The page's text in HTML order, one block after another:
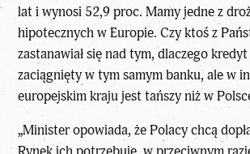
lat i wynosi 52,9 proc. Mamy jedne z
hipotecznych w Europie. Czy ktoś z
zastanawiał się nad tym, dlaczego
zaciągnięty w tym samym banku, ale w
europejskim kraju jest tańszy niż w
„Minister opowiada, że Polacy chcą